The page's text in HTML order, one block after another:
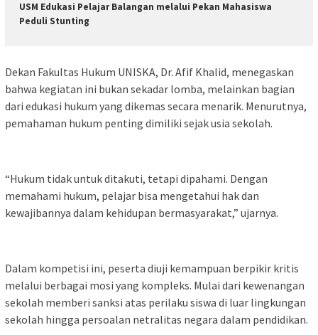
USM Edukasi Pelajar Balangan melalui Pekan Mahasiswa
Peduli Stunting
Dekan Fakultas Hukum UNISKA, Dr. Afif Khalid, menegaskan
bahwa kegiatan ini bukan sekadar lomba, melainkan bagian
dari edukasi hukum yang dikemas secara menarik. Menurutnya,
pemahaman hukum penting dimiliki sejak usia sekolah.
“Hukum tidak untuk ditakuti, tetapi dipahami. Dengan
memahami hukum, pelajar bisa mengetahui hak dan
kewajibannya dalam kehidupan bermasyarakat,” ujarnya.
Dalam kompetisi ini, peserta diuji kemampuan berpikir kritis
melalui berbagai mosi yang kompleks. Mulai dari kewenangan
sekolah memberi sanksi atas perilaku siswa di luar lingkungan
sekolah hingga persoalan netralitas negara dalam pendidikan.